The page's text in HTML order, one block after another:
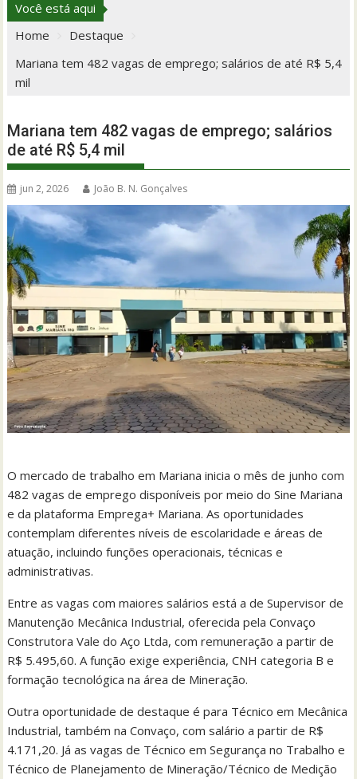
Você está aqui
Home
Destaque
Mariana tem 482 vagas de emprego; salários de até R$ 5,4
mil
Mariana tem 482 vagas de emprego; salários
de até R$ 5,4 mil
jun 2, 2026 João B. N. Gonçalves
O mercado de trabalho em Mariana inicia o mês de junho com
482 vagas de emprego disponíveis por meio do Sine Mariana
e da plataforma Emprega+ Mariana. As oportunidades
contemplam diferentes níveis de escolaridade e áreas de
atuação, incluindo funções operacionais, técnicas e
administrativas.
Entre as vagas com maiores salários está a de Supervisor de
Manutenção Mecânica Industrial, oferecida pela Convaço
Construtora Vale do Aço Ltda, com remuneração a partir de
R$ 5.495,60. A função exige experiência, CNH categoria B e
formação tecnológica na área de Mineração.
Outra oportunidade de destaque é para Técnico em Mecânica
Industrial, também na Convaço, com salário a partir de R$
4.171,20. Já as vagas de Técnico em Segurança no Trabalho e
Técnico de Planejamento de Mineração/Técnico de Medição